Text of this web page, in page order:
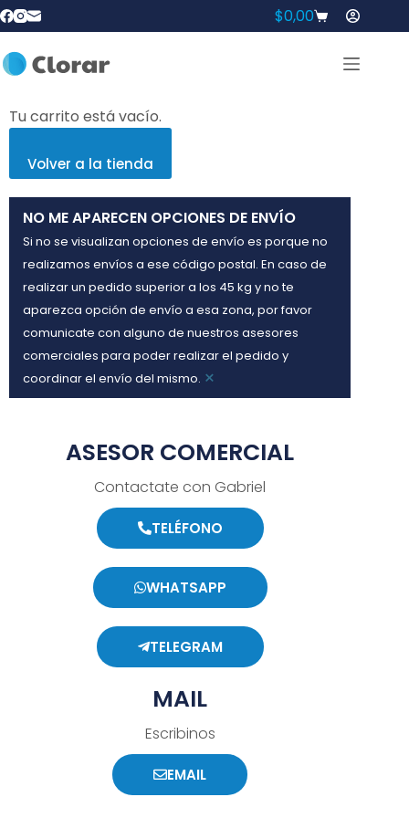
$0,00
Tu carrito está vacío.
Volver a la tienda
NO ME APARECEN OPCIONES DE ENVÍO
Si no se visualizan opciones de envío es porque no
realizamos envíos a ese código postal. En caso de
realizar un pedido superior a los 45 kg y no te
aparezca opción de envío a esa zona, por favor
comunicate con alguno de nuestros asesores
comerciales para poder realizar el pedido y
coordinar el envío del mismo. ×
ASESOR COMERCIAL
Contactate con Gabriel
TELÉFONO
WHATSAPP
TELEGRAM
MAIL
Escribinos
EMAIL